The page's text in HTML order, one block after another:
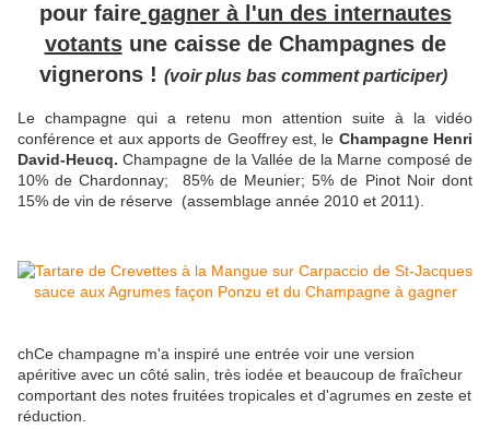
pour fairegagner à l'un des internautes
votantsune caisse de Champagnes de
vignerons ! (voir plus bas comment participer)
Le champagne qui a retenu mon attention suite à la vidéo
conférence et aux apports de Geoffrey est, le Champagne Henri
David-Heucq.Champagne de la Vallée de la Marne composé de
10% de Chardonnay; 85% de Meunier; 5% de Pinot Noir dont
15% de vin de réserve (assemblage année 2010 et 2011).
chCe champagne m'a inspiré une entrée voir une version
apéritive avec un côté salin, très iodée et beaucoup de fraîcheur
comportant des notes fruitées tropicales et d'agrumes en zeste et
réduction.